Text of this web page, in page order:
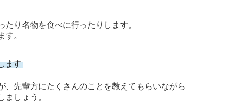
り名物を食べに行ったりします。
。
ます
、先輩方にたくさんのことを教えてもらいながら
しょう。